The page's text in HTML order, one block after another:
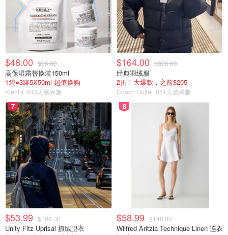
$48.00 $96.00
高保湿霜替换装150ml
1袋=3罐5X50ml 超值换购
Kiehl's 933人感兴趣
$164.00 $820.00
经典羽绒服
2折！大爆款，之前$205
Coach Outlet 851人感兴趣
7
$53.99 $109.00
Unity Fitz Uprisal 抓绒卫衣
8
$58.99 $148.00
Wilfred Aritzia Technique Linen 连衣